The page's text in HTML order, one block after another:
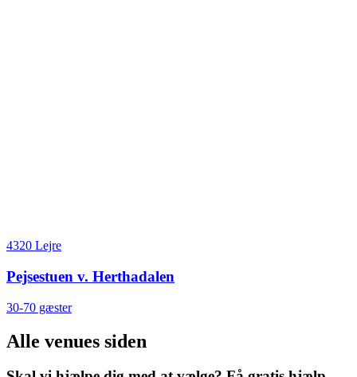
4320 Lejre
Pejsestuen v. Herthadalen
30-70 gæster
Alle venues siden